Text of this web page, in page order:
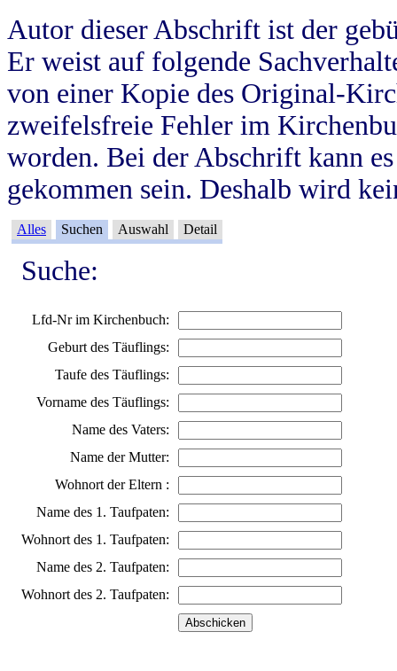
Autor dieser Abschrift ist der
Er weist auf folgende
von einer Kopie des Original-
zweifelsfreie Fehler im
worden. Bei der Abschrift kann
gekommen sein. Deshalb wird
Alles Suchen Auswahl Detail
Suche:
Lfd-Nr im Kirchenbuch:
Geburt des Täuflings:
Taufe des Täuflings:
Vorname des Täuflings:
Name des Vaters:
Name der Mutter:
Wohnort der Eltern :
Name des 1. Taufpaten:
Wohnort des 1. Taufpaten:
Name des 2. Taufpaten:
Wohnort des 2. Taufpaten: